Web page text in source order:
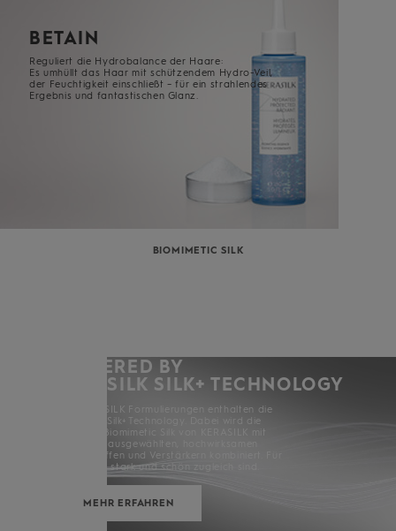
BETAIN
Reguliert die Hydrobalance der Haare:
Es umhüllt das Haar mit schützendem Hydro-Veil,
der Feuchtigkeit einschließt – für ein strahlendes
Ergebnis und fantastischen Glanz.
BIOMIMETIC SILK
POWERED BY
KERASILK SILK+ TECHNOLOGY
Alle KERASILK Formulierungen enthalten die
KERASILK Silk+ Technology. Dabei wird die
exklusive Biomimetic Silk von KERASILK mit
sorgfältig ausgewählten, hochwirksamen
Inhaltsstoffen und Verstärkern kombiniert. Für
Haare, die stark und schön zugleich sind.
MEHR ERFAHREN